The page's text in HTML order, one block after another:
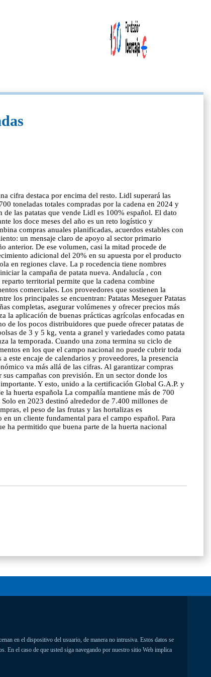
en el dispositivo del usuario, de manera no intrusiva. Estos datos se
En el caso de que usted siga navegando por nuestro sitio Web implica
cifra destaca por encima del resto. Lidl superará las
toneladas totales compradas por la cadena en 2024 y
las patatas que vende Lidl es 100% español. El dato
los doce meses del año es un reto logístico y
compras anuales planificadas, acuerdos estables con
un mensaje claro de apoyo al sector primario
anterior. De ese volumen, casi la mitad procede de
adicional del 20% en su apuesta por el producto
en regiones clave. La p rocedencia tiene nombres
la campaña de patata nueva. Andalucía , con
territorial permite que la cadena combine
comerciales. Los proveedores que sostienen la
los principales se encuentran: Patatas Meseguer Patatas
completas, asegurar volúmenes y ofrecer precios más
la aplicación de buenas prácticas agrícolas enfocadas en
los pocos distribuidores que puede ofrecer patatas de
de 3 y 5 kg, venta a granel y variedades como patata
la temporada. Cuando una zona termina su ciclo de
en los que el campo nacional no puede cubrir toda
este encaje de calendarios y proveedores, la presencia
va más allá de las cifras. Al garantizar compras
campañas con previsión. En un sector donde los
Y esto, unido a la certificación Global G.A.P. y
huerta española La compañía mantiene más de 700
en 2023 destinó alrededor de 7.400 millones de
el peso de las frutas y las hortalizas es
un cliente fundamental para el campo español. Para
ha permitido que buena parte de la huerta nacional